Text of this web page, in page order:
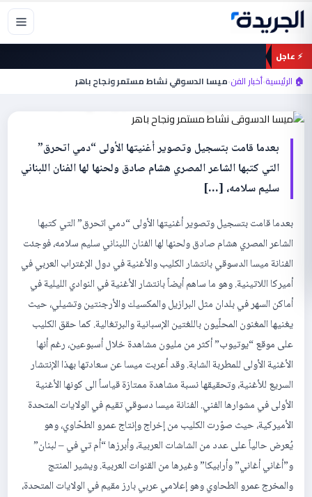
تخطي
المحتوى
⚡ عاجل
🏠 الرئيسية›أخبار الفن›ميسا الدسوقي نشاط مستمر ونجاح باهر أخبار الفن
بعدما قامت بتسجيل وتصوير أغنيتها الأولى “دمي اتحرق”
التي كتبها الشاعر المصري هشام صادق ولحنها لها الفنان اللبناني
سليم سلامه، […]
بعدما قامت بتسجيل وتصوير أغنيتها الأولى “دمي اتحرق” التي كتبها
الشاعر المصري هشام صادق ولحنها لها الفنان اللبناني سليم سلامه، فوجئت
الفنانة ميسا الدسوقي بانتشار الكليب والأغنية في دول الإغتراب العربي في
أميركا اللاتينية. وهو ما ساهم أيضاً بانتشار الأغنية في النوادي الليلية في
أماكن السهر في بلدان مثل البرازيل والمكسيك والأرجنتين وتشيلي، حيث
يغنيها المغنون المحلّيون باللغتين الإسبانية والبرتغالية. كما حقق الكليب
على موقع “يوتيوب” أكثر من مليون مشاهدة خلال أسبوعين، رغم أنها
الأغنية الأولى للمطربة الشابة. وقد أعربت ميسا عن سعادتها بهذا الإنتشار
السريع للأغنية، وتحقيقها نسبة مشاهدة ممتازة قياساً الى كونها الأغنية
الأولى في مشوارها الفني. الفنانة ميسا دسوقي تقيم في الولايات المتحدة
الأميركية، حيث صوّرت الكليب من إخراج وإنتاج عمرو الطحّاوي، وهو
يُعرض حالياً على عدد من الشاشات العربية، وأبرزها “أم تي في – لبنان”
و”أغاني أغاني” وأرابيكا” وغيرها من القنوات العربية. ويشير المنتج
والمخرج عمرو الطحاوي وهو إعلامي عربي بارز مقيم في الولايات المتحدة،